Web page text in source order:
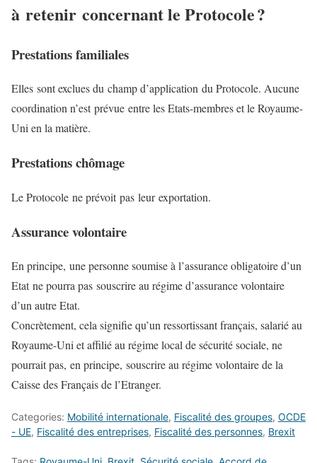
à retenir concernant le Protocole ?
Prestations familiales
Elles sont exclues du champ d’application du Protocole. Aucune
coordination n’est prévue entre les Etats-membres et le Royaume-
Uni en la matière.
Prestations chômage
Le Protocole ne prévoit pas leur exportation.
Assurance volontaire
En principe, une personne soumise à l’assurance obligatoire d’un
Etat ne pourra pas souscrire au régime d’assurance volontaire
d’un autre Etat.
Concrètement, cela signifie qu’un ressortissant français, salarié au
Royaume-Uni et affilié au régime local de sécurité sociale, ne
pourrait pas, en principe, souscrire au régime volontaire de la
Caisse des Français de l’Etranger.
Categories: Mobilité internationale, Fiscalité des groupes, OCDE
- UE, Fiscalité des entreprises, Fiscalité des personnes, Brexit